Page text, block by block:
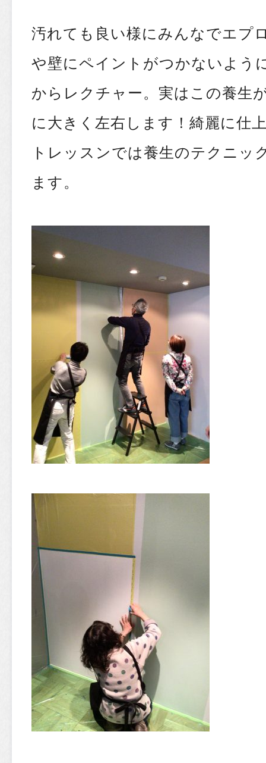
汚れても良い様にみんなでエプ
や壁にペイントがつかないよう
からレクチャー。実はこの養生
に大きく左右します！綺麗に仕
トレッスンでは養生のテクニッ
ます。